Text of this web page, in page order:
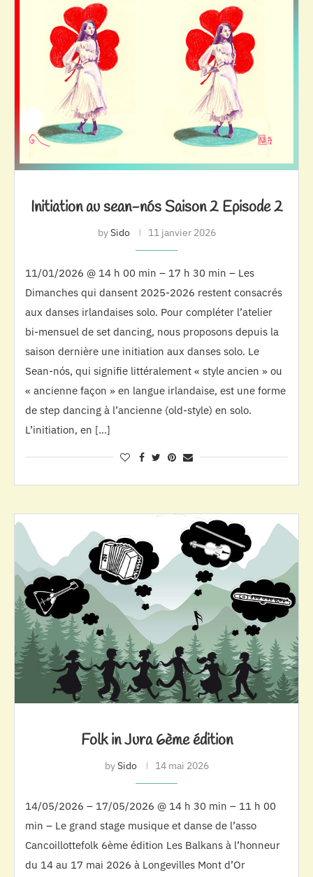
Initiation au sean-nós Saison 2 Episode 2
bySido 11 janvier 2026
11/01/2026 @ 14 h 00 min – 17 h 30 min – Les
Dimanches qui dansent 2025-2026 restent consacrés
aux danses irlandaises solo. Pour compléter l’atelier
bi-mensuel de set dancing, nous proposons depuis la
saison dernière une initiation aux danses solo. Le
Sean-nós, qui signifie littéralement « style ancien » ou
« ancienne façon » en langue irlandaise, est une forme
de step dancing à l’ancienne (old-style) en solo.
L’initiation, en […]
Folk in Jura 6ème édition
bySido 14 mai 2026
14/05/2026 – 17/05/2026 @ 14 h 30 min – 11 h 00
min – Le grand stage musique et danse de l’asso
Cancoillottefolk 6ème édition Les Balkans à l’honneur
du 14 au 17 mai 2026 à Longevilles Mont d’Or